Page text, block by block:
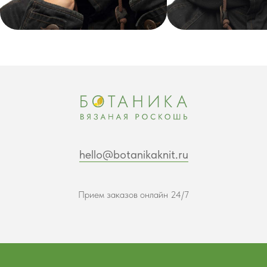
hello@botanikaknit.ru
Прием заказов онлайн 24/7